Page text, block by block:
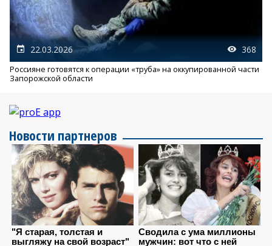
22.03.2026 368
Россияне готовятся к операции «труба» на оккупированной части
Запорожской области
Новости партнеров